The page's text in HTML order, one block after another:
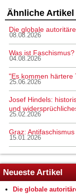
Ähnliche Artikel
Die globale
08.08.2026
Was ist Faschismus?
04.08.2026
"Es kommen härtere
25.06.2026
Josef Hindels:
und
25.02.2026
Graz:
15.01.2026
Neueste Artikel
Die globale